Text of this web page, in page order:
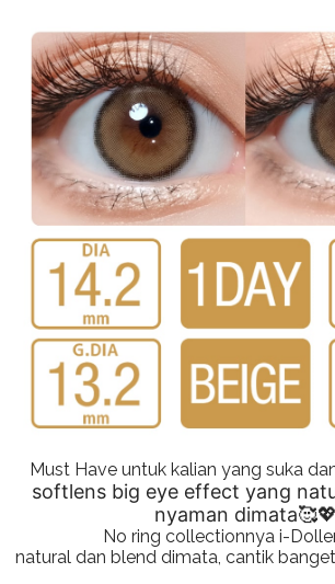
Must Have untuk kalian yang suka
softlens big eye effect yang
nyaman dimata🥰💖
No ring collectionnya i-
natural dan blend dimata, cantik